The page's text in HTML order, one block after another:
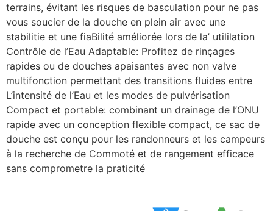
terrains, évitant les risques de basculation pour ne pas
vous soucier de la douche en plein air avec une
stabilitie et une fiaBilité améliorée lors de la’ utililation
Contrôle de l’Eau Adaptable: Profitez de rinçages
rapides ou de douches apaisantes avec non valve
multifonction permettant des transitions fluides entre
L’intensité de l’Eau et les modes de pulvérisation
Compact et portable: combinant un drainage de l’ONU
rapide avec un conception flexible compact, ce sac de
douche est conçu pour les randonneurs et les campeurs
à la recherche de Commoté ​​et de rangement efficace
sans comprometre la praticité